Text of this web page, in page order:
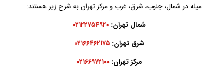
میله در شمال، جنوب، شرق، غرب و مرکز تهران به شرح زیر هستند:
شمال تهران: ۰۲۱۲۲۷۵۴۹۲۰
شرق تهران:۰۲۱۶۶۴۶۲۱۷۵
مرکز تهران:۰۲۱۶۶۹۷۲۱۰۰